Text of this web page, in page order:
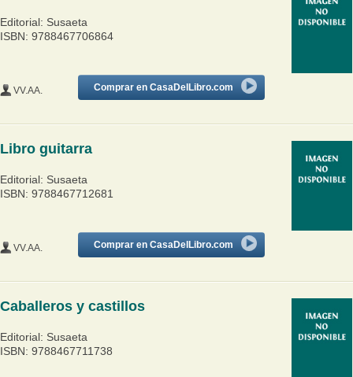
Editorial: Susaeta
ISBN: 9788467706864
Comprar en CasaDelLibro.com
VV.AA.
Libro guitarra
Editorial: Susaeta
ISBN: 9788467712681
Comprar en CasaDelLibro.com
VV.AA.
Caballeros y castillos
Editorial: Susaeta
ISBN: 9788467711738